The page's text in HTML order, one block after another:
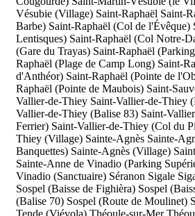
Vésubie (Village) Saint-Raphaël Saint-
Barbe) Saint-Raphaël (Col de l'Évêque)
Lentisques) Saint-Raphaël (Col Notre-
(Gare du Trayas) Saint-Raphaël
Raphaël (Plage de Camp Long) Saint-
d'Anthéor) Saint-Raphaël (Pointe de
Raphaël (Pointe de Maubois) Saint-
Vallier-de-Thiey Saint-Vallier-de-Thiey
Vallier-de-Thiey (Balise 83) Saint-
Ferrier) Saint-Vallier-de-Thiey (Col du
Thiey (Village) Sainte-Agnès Sainte-
Banquettes) Sainte-Agnès (Village)
Sainte-Anne de Vinadio (Parking
Vinadio (Sanctuaire) Séranon Sigale
Sospel (Baisse de Fighièra) Sospel
(Balise 70) Sospel (Route de Moulinet)
Tende (Viévola) Théoule-sur-Mer